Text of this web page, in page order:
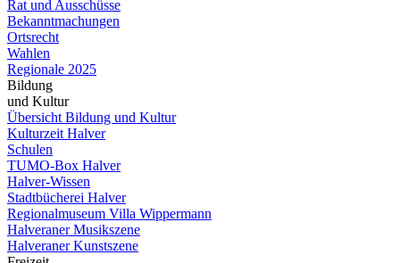
Rat und Ausschüsse
Bekanntmachungen
Ortsrecht
Wahlen
Regionale 2025
Bildung
und Kultur
Übersicht Bildung und Kultur
Kulturzeit Halver
Schulen
TUMO-Box Halver
Halver-Wissen
Stadtbücherei Halver
Regionalmuseum Villa Wippermann
Halveraner Musikszene
Halveraner Kunstszene